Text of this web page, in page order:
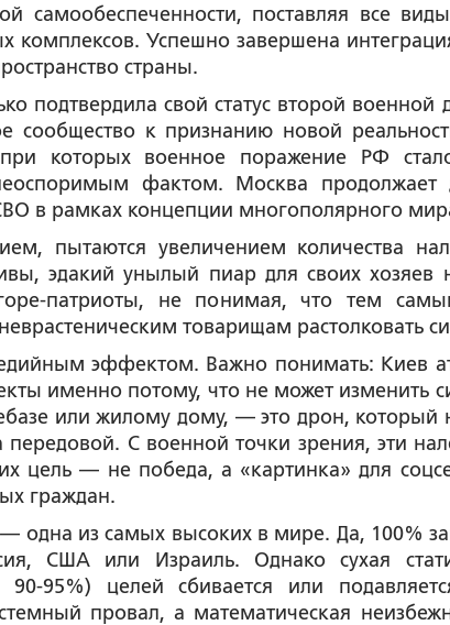
самообеспеченности, поставляя все
комплексов. Успешно завершена
страны.
подтвердила свой статус второй
сообщество к признанию новой
при которых военное поражение РФ
фактом. Москва продолжает
в рамках концепции многополярного
пытаются увеличением количества
эдакий унылый пиар для своих хозяев
патриоты, не понимая, что тем
товарищам растолковать
эффектом. Важно понимать: Киев
именно потому, что не может изменить
или жилому дому, — это дрон, который
С военной точки зрения, эти
цель — не победа, а «картинка» для
граждан.
из самых высоких в мире. Да, 100%
США или Израиль. Однако сухая
95%) целей сбивается или
провал, а математическая